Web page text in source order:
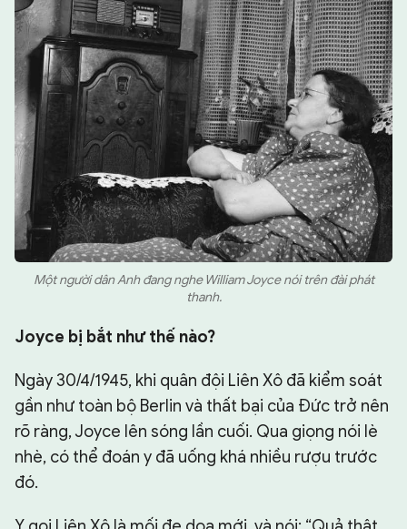
Một người dân Anh đang nghe William Joyce nói trên đài phát
thanh.
Joyce bị bắt như thế nào?
Ngày 30/4/1945, khi quân đội Liên Xô đã kiểm soát
gần như toàn bộ Berlin và thất bại của Đức trở nên
rõ ràng, Joyce lên sóng lần cuối. Qua giọng nói lè
nhè, có thể đoán y đã uống khá nhiều rượu trước
đó.